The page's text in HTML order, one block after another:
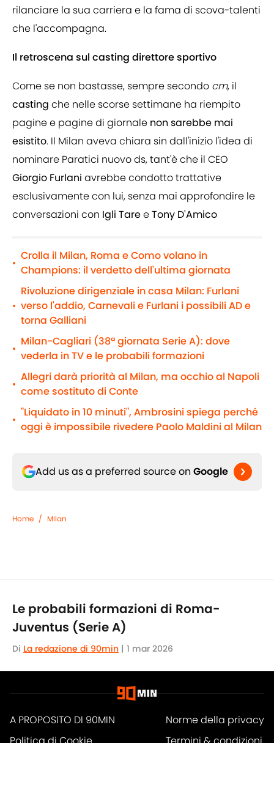
rilanciare la sua carriera e la fama di scova-talenti
che l'accompagna.
Il retroscena sul casting direttore sportivo
Come se non bastasse, sempre secondo cm, il
casting che nelle scorse settimane ha riempito
pagine e pagine di giornale non sarebbe mai
esistito. Il Milan aveva chiara sin dall'inizio l'idea di
nominare Paratici nuovo ds, tant'è che il CEO
Giorgio Furlani avrebbe condotto trattative
esclusivamente con lui, senza mai approfondire le
conversazioni con Igli TareeTony D'Amico
•
Crolla il Milan, Roma e Como volano in
Champions: il verdetto dell'ultima giornata
•
Rivoluzione dirigenziale in casa Milan: Furlani
verso l'addio, Carnevali e Furlani i possibili AD e
torna Galliani
•
Milan-Cagliari (38ª giornata Serie A): dove
vederla in TV e le probabili formazioni
•
Allegri darà priorità al Milan, ma occhio al Napoli
come sostituto di Conte
•
"Liquidato in 10 minuti", Ambrosini spiega perché
oggi è impossibile rivedere Paolo Maldini al Milan
Add us as a preferred source on Google
Home / Milan
Le probabili formazioni di Roma-
Juventus (Serie A)
Di La redazione di 90min | 1 mar 2026
A PROPOSITO DI 90MIN
Norme della privacy
Politica di Cookie
Termini & condizioni